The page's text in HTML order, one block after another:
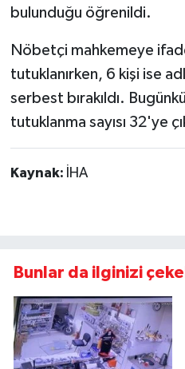
bulunduğu öğrenildi.
Nöbetçi mahkemeye
tutuklanırken, 6 kişi ise
serbest bırakıldı.
tutuklanma sayısı 32'ye
Kaynak: İHA
Bunlar da ilginizi